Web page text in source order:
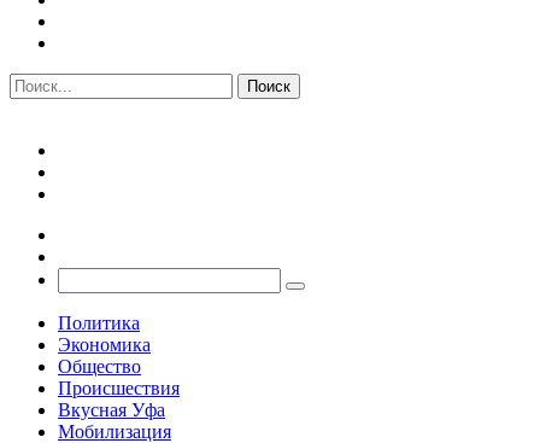
Политика
Экономика
Общество
Происшествия
Вкусная Уфа
Мобилизация